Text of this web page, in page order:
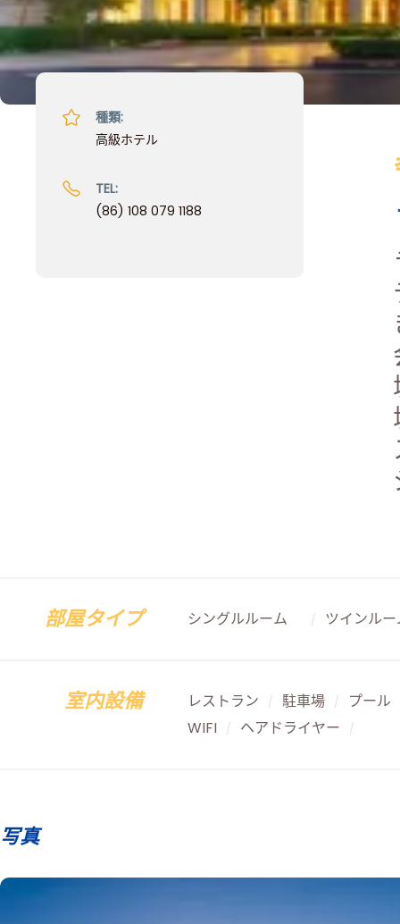
種類:
高級ホテル
TEL:
(86) 108 079 1188
部屋タイプ シングルルーム / ツインル
室内設備 レストラン / 駐車場 /
プール
WIFI
/ ヘアドライヤー /
写真